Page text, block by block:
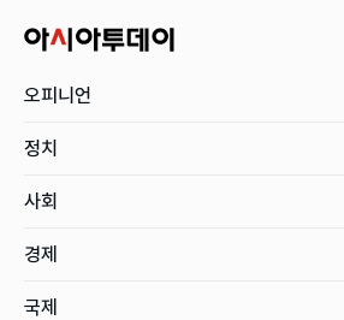
오피니언
정치
사회
경제
국제